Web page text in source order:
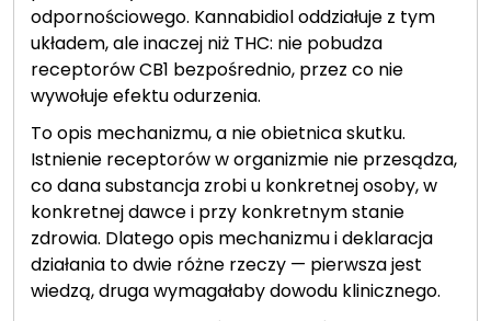
odpornościowego. Kannabidiol oddziałuje z tym
układem, ale inaczej niż THC: nie pobudza
receptorów CB1 bezpośrednio, przez co nie
wywołuje efektu odurzenia.
To opis mechanizmu, a nie obietnica skutku.
Istnienie receptorów w organizmie nie przesądza,
co dana substancja zrobi u konkretnej osoby, w
konkretnej dawce i przy konkretnym stanie
zdrowia. Dlatego opis mechanizmu i deklaracja
działania to dwie różne rzeczy — pierwsza jest
wiedzą, druga wymagałaby dowodu klinicznego.